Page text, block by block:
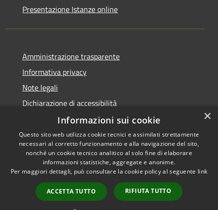
Presentazione Istanze online
Amministrazione trasparente
Informativa privacy
Note legali
Dichiarazione di accessibilità
Accessibilità
Privacy
Mappa del sito
Copyright © 2026 • Comune di
Caltanissetta • Powered by
Municipium•Accesso
redazione
×
Informazioni sui cookie
Questo sito web utilizza cookie tecnici e assimilati strettamente
necessari al corretto funzionamento e alla navigazione del sito,
nonché un cookie tecnico analitico al solo fine di elaborare
informazioni statistiche, aggregate e anonime.
Per maggiori dettagli, può consultare la cookie policy al seguente link
ACCETTA TUTTO RIFIUTA TUTTO